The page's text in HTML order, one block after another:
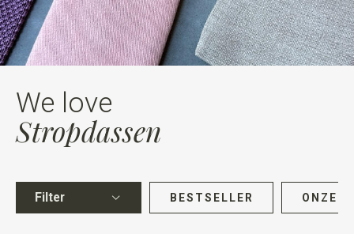
We love
Stropdassen
Filter BESTSELLER ONZE